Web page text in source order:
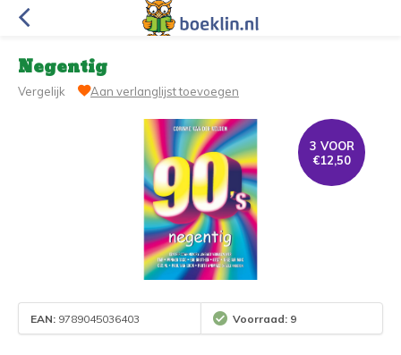
Negentig
Vergelijk Aan verlanglijst toevoegen
3 VOOR
€12,50
EAN: 9789045036403 Voorraad: 9